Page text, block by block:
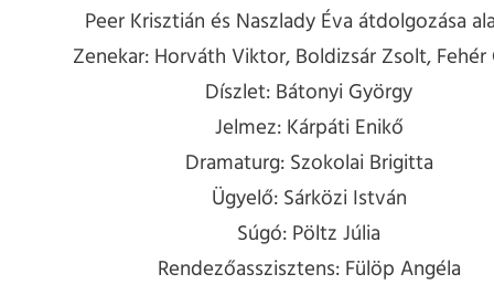
Peer Krisztián és Naszlady Éva átdolgozása
Zenekar: Horváth Viktor, Boldizsár Zsolt, Fehér
Díszlet: Bátonyi György
Jelmez: Kárpáti Enikő
Dramaturg: Szokolai Brigitta
Ügyelő: Sárközi István
Súgó: Pöltz Júlia
Rendezőasszisztens: Fülöp Angéla